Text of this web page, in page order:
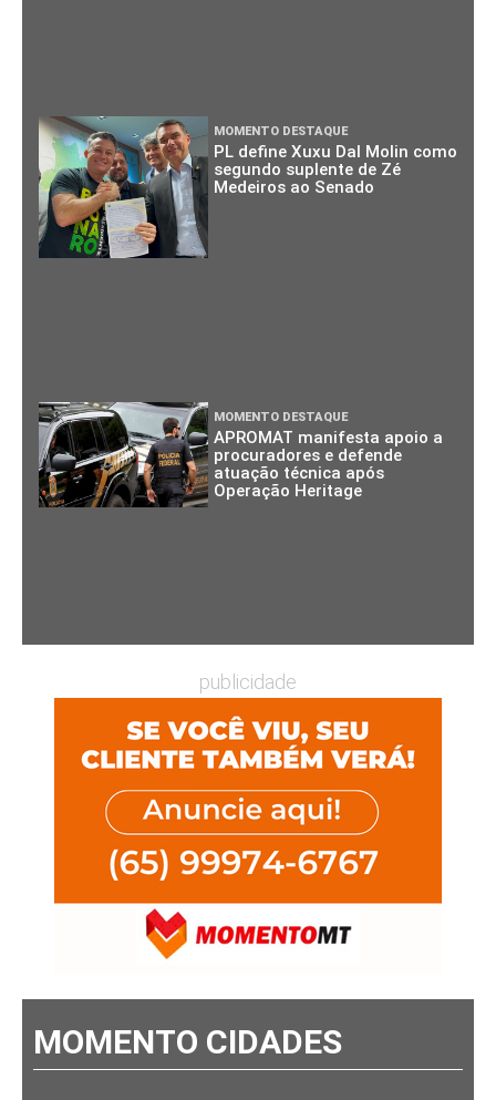
MOMENTO DESTAQUE
PL define Xuxu Dal Molin como
segundo suplente de Zé
Medeiros ao Senado
MOMENTO DESTAQUE
APROMAT manifesta apoio a
procuradores e defende
atuação técnica após
Operação Heritage
publicidade
MOMENTO CIDADES